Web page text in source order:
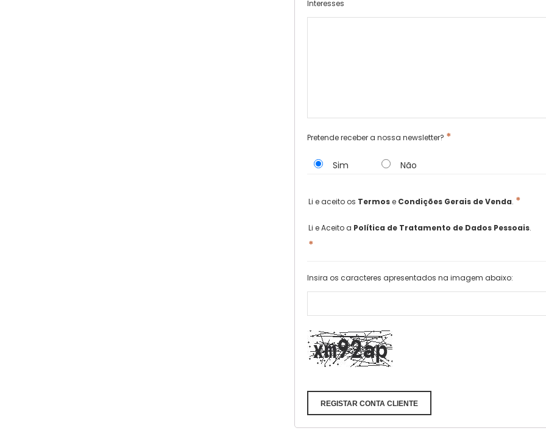
Interesses
Pretende receber a nossa newsletter? *
Sim Não
Li e aceito os Termose Condições Gerais de Venda. *
Li e Aceito a Política de Tratamento de Dados Pessoais.
*
Insira os caracteres apresentados na imagem abaixo:
REGISTAR CONTA CLIENTE